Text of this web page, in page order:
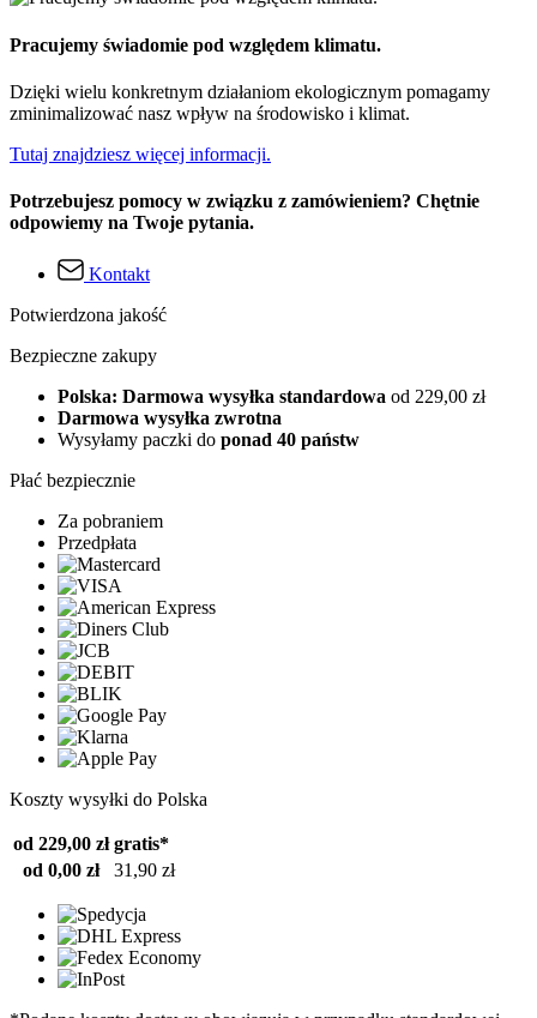
Pracujemy świadomie pod względem klimatu.
Dzięki wielu konkretnym działaniom ekologicznym pomagamy
zminimalizować nasz wpływ na środowisko i klimat.
Tutaj znajdziesz więcej informacji.
Potrzebujesz pomocy w związku z zamówieniem? Chętnie
odpowiemy na Twoje pytania.
Kontakt
Potwierdzona jakość
Bezpieczne zakupy
Polska: Darmowa wysyłka standardowa od 229,00 zł
Darmowa wysyłka zwrotna
Wysyłamy paczki do ponad 40 państw
Płać bezpiecznie
Za pobraniem
Przedpłata
Koszty wysyłki do Polska
od 229,00 zł gratis*
od 0,00 zł
31,90 zł